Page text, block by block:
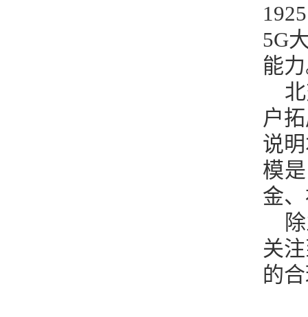
5G
能
户
说
模
金
关
的